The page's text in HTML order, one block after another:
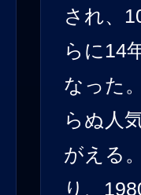
され、
らに14
なった
らぬ人
がえる
り、